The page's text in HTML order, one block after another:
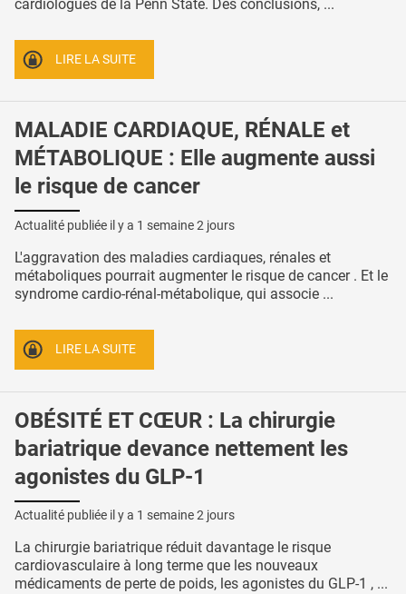
cardiologues de la Penn State. Des conclusions, ...
LIRE LA SUITE
MALADIE CARDIAQUE, RÉNALE et
MÉTABOLIQUE : Elle augmente aussi
le risque de cancer
Actualité publiée il y a 1 semaine 2 jours
L'aggravation des maladies cardiaques, rénales et
métaboliques pourrait augmenter le risque de cancer . Et le
syndrome cardio-rénal-métabolique, qui associe ...
LIRE LA SUITE
OBÉSITÉ ET CŒUR : La chirurgie
bariatrique devance nettement les
agonistes du GLP-1
Actualité publiée il y a 1 semaine 2 jours
La chirurgie bariatrique réduit davantage le risque
cardiovasculaire à long terme que les nouveaux
médicaments de perte de poids, les agonistes du GLP-1 , ...